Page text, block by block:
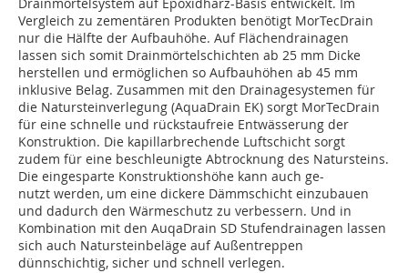
Drainmörtelsystem auf Epoxidharz-Basis entwickelt. Im
Vergleich zu zementären Produkten benötigt MorTecDrain
nur die Hälfte der Aufbauhöhe. Auf Flächendrainagen
lassen sich somit Drainmörtelschichten ab 25 mm Dicke
herstellen und ermöglichen so Aufbauhöhen ab 45 mm
inklusive Belag. Zusammen mit den Drainagesystemen für
die Natursteinverlegung (AquaDrain EK) sorgt MorTecDrain
für eine schnelle und rückstaufreie Entwässerung der
Konstruktion. Die kapillarbrechende Luftschicht sorgt
zudem für eine beschleunigte Abtrocknung des Natursteins.
Die eingesparte Konstruktionshöhe kann auch ge-
nutzt werden, um eine dickere Dämmschicht einzubauen
und dadurch den Wärmeschutz zu verbessern. Und in
Kombination mit den AuqaDrain SD Stufendrainagen lassen
sich auch Natursteinbeläge auf Außentreppen
dünnschichtig, sicher und schnell verlegen.